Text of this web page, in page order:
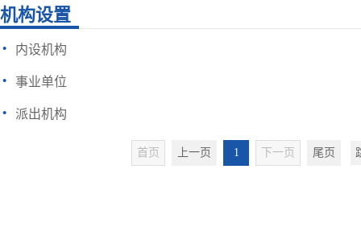
机构设置
· 内设机构
· 事业单位
· 派出机构
首页 上一页 1 下一页 尾页